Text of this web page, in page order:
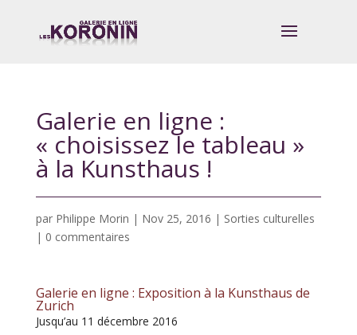
Galerie en ligne :
« choisissez le tableau »
à la Kunsthaus !
par Philippe Morin | Nov 25, 2016 | Sorties culturelles
| 0 commentaires
Galerie en ligne : Exposition à la Kunsthaus de
Zurich
Jusqu’au 11 décembre 2016